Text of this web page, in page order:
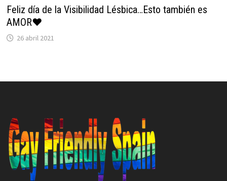
Feliz día de la Visibilidad Lésbica…Esto también es
AMOR❤
26 abril 2021